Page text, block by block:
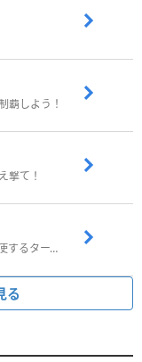
覇しよう！
撃て！
武器の『アビリティ』と『戦神』を駆使するターン制コマンドバトルRPG！
る